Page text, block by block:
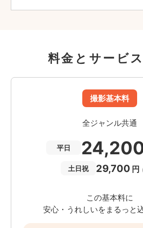
料金とサービ
撮影基本料
全ジャンル共通
平日
土日祝 29,700 円
この基本料に
安心・うれしいをまるっと